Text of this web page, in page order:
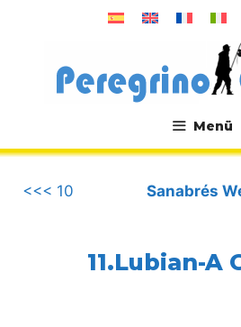
Menü
.
<<< 10
Sanabrés
11.Lubian-A